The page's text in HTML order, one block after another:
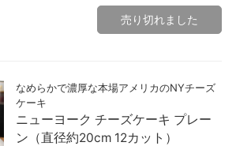
売り切れました
なめらかで濃厚な本場アメリカのNYチーズ
ケーキ
ニューヨーク チーズケーキ プレー
ン（直径約20cm 12カット）